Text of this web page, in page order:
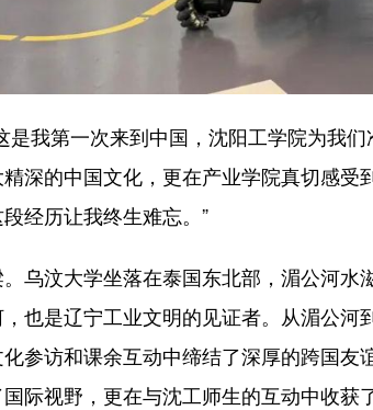
我第一次来到中国，沈阳工学院为我们
深的中国文化，更在产业学院真切感受
经历让我终生难忘。”
汶大学坐落在泰国东北部，湄公河水
也是辽宁工业文明的见证者。从湄公河
参访和课余互动中缔结了深厚的跨国友
际视野，更在与沈工师生的互动中收